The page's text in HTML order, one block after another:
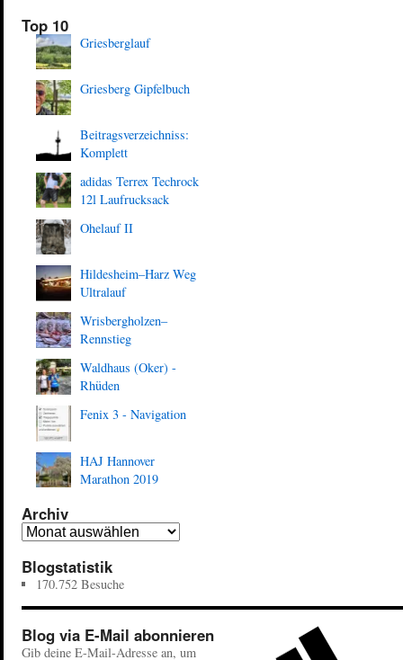
Top 10
Griesberglauf
Griesberg Gipfelbuch
Beitragsverzeichniss:
Komplett
adidas Terrex Techrock
12l Laufrucksack
Ohelauf II
Hildesheim–Harz Weg
Ultralauf
Wrisbergholzen–
Rennstieg
Waldhaus (Oker) -
Rhüden
Fenix 3 - Navigation
HAJ Hannover
Marathon 2019
Archiv
Blogstatistik
170.752 Besuche
Blog via E-Mail abonnieren
Gib deine E-Mail-Adresse an, um